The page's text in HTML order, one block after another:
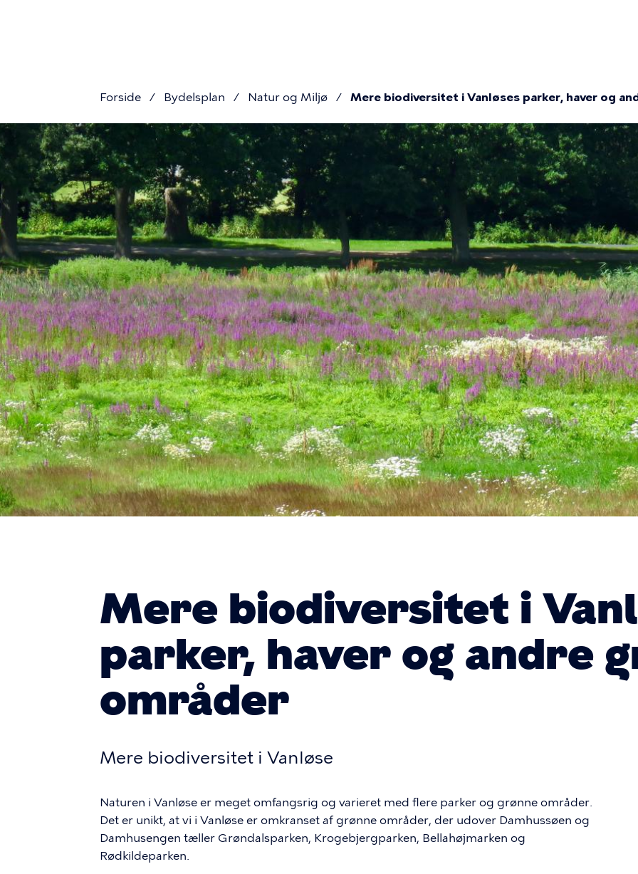
Brødkrumme
Forside Bydelsplan Natur og Miljø Mere biodiversitet i Vanløses parker, haver og
Billede
Mere biodiversitet i
parker, haver og andre
områder
Mere biodiversitet i Vanløse
Naturen i Vanløse er meget omfangsrig og varieret med flere parker og grønne områder.
Det er unikt, at vi i Vanløse er omkranset af grønne områder, der udover Damhussøen og
Damhusengen tæller Grøndalsparken, Krogebjergparken, Bellahøjmarken og
Rødkildeparken.